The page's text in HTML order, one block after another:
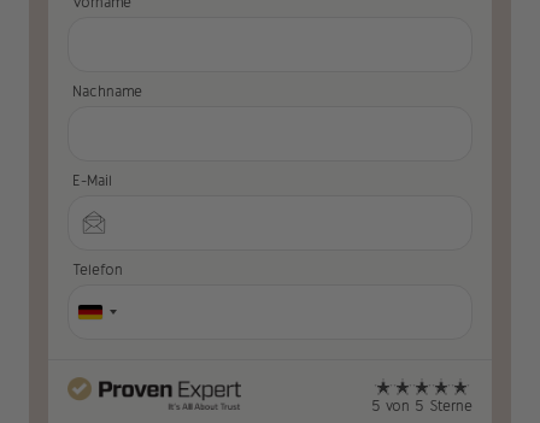
Nachname
E-Mail
Telefon
5 von 5 Sterne